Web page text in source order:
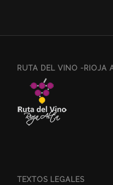
RUTA DEL VINO -RIOJA
TEXTOS LEGALES